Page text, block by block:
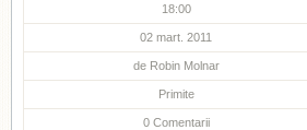
18:00
02 mart. 2011
de Robin Molnar
Primite
0 Comentarii